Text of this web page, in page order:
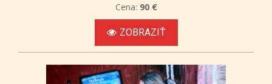
Cena: 90 €
ZOBRAZIŤ